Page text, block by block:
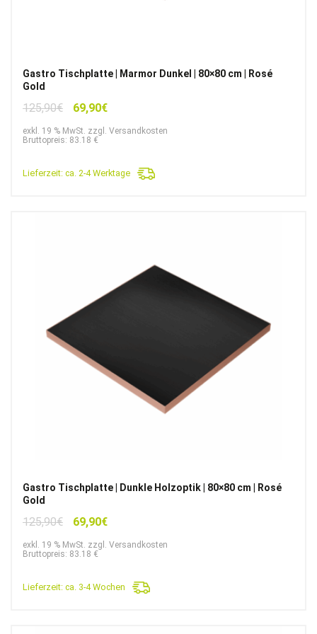
Gastro Tischplatte | Marmor Dunkel | 80×80 cm | Rosé
Gold
125,90€
Ursprünglicher
war:
69,90€Aktueller
ist:
exkl. 19 % MwSt. zzgl. Versandkosten
Bruttopreis: 83.18 €
Lieferzeit: ca. 2-4 Werktage
Gastro Tischplatte | Dunkle Holzoptik | 80×80 cm | Rosé
Gold
125,90€
Ursprünglicher
war:
69,90€Aktueller
ist:
exkl. 19 % MwSt. zzgl. Versandkosten
Bruttopreis: 83.18 €
Lieferzeit: ca. 3-4 Wochen